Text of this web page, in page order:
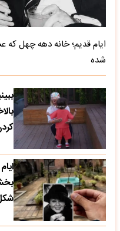
ایام قدیم؛ خانه دهه چهل که
شده